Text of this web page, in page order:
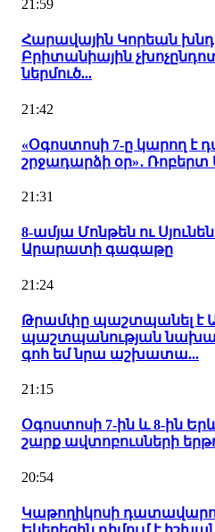
21:59
Հարավային Կորեան
Բրիտանիային
ներմուծ...
21:42
«Օգոստոսի 7-ը կարող է
շրջադարձի օր»․
21:31
8-ամյա Մոնթեն ու
Արարատի գագաթը
21:24
Թրամփը պաշտպանել է
պաշտպանության
գոհ եմ նրա աշխատա...
21:15
Օգոստոսի 7-ին և 8-ին
շարք ավտոբուսների
20:54
Կաթողիկոսի